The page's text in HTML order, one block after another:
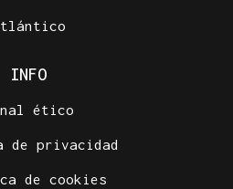
INFO
ético
de privacidad
de cookies